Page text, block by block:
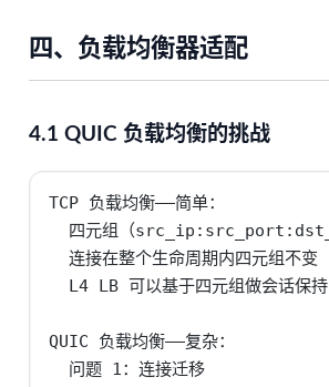
四、负载均衡器适配
4.1 QUIC 负载均衡的挑战
TCP 负载均衡——简单：
四元组（
  连接在整个生命周期内四元组不变
  L4 LB 可以基于四元组做会话保持
QUIC 负载均衡——复杂：
  问题 1：连接迁移